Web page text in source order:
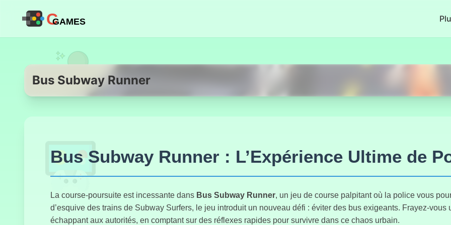
CGAMES
Bus Subway Runner
Bus Subway Runner : L’Expérience Ultime de
La course-poursuite est incessante dans Bus Subway Runner, un jeu de course palpitant où la police vous
d’esquive des trains de Subway Surfers, le jeu introduit un nouveau défi : éviter des bus exigeants. Frayez-
échappant aux autorités, en comptant sur des réflexes rapides pour survivre dans ce chaos urbain.